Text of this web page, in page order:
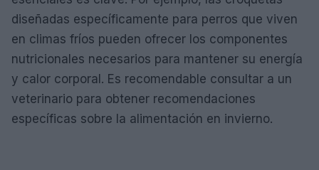
diseñadas específicamente para perros que viven
en climas fríos pueden ofrecer los componentes
nutricionales necesarios para mantener su energía
y calor corporal. Es recomendable consultar a un
veterinario para obtener recomendaciones
específicas sobre la alimentación en invierno.